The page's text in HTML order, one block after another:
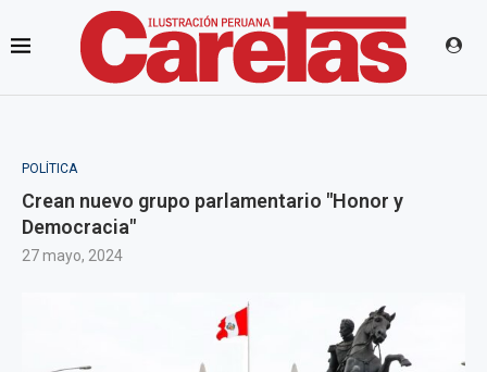
POLÍTICA
Crean nuevo grupo parlamentario "Honor y
Democracia"
27 mayo, 2024